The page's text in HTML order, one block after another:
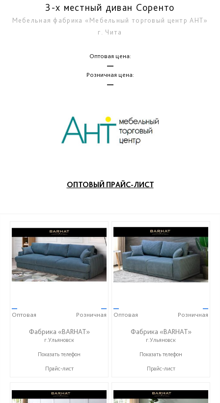
3-х местный диван Соренто
Мебельная фабрика «Мебельный торговый центр АНТ»
г. Чита
Оптовая цена:
—
Розничная цена:
—
ОПТОВЫЙ ПРАЙС-ЛИСТ
—
Оптовая
—
Розничная
Фабрика «BARHAT»
г.Ульяновск
+7 (996) 219-29-77
Показать телефон
Прайс-лист
—
Оптовая
—
Розничная
Фабрика «BARHAT»
г.Ульяновск
+7 (996) 219-29-77
Показать телефон
Прайс-лист